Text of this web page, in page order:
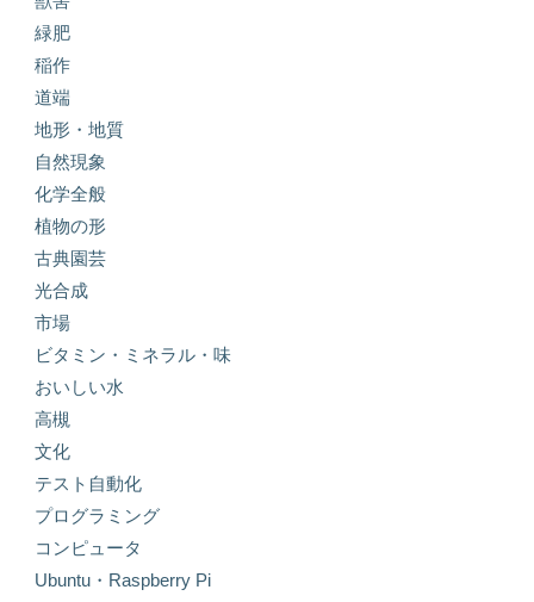
緑肥
稲作
道端
地形・地質
自然現象
化学全般
植物の形
古典園芸
光合成
市場
ビタミン・ミネラル・味
おいしい水
高槻
文化
テスト自動化
プログラミング
コンピュータ
Ubuntu・Raspberry Pi